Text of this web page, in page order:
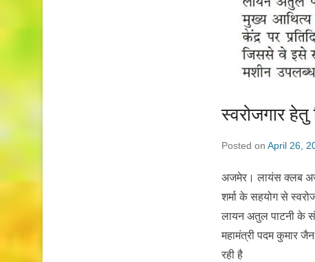
स्वरोजगार
Posted on April 26,
अजमेर। लायंस क्लब
शर्मा के सहयोग से
लायन अतुल पाटनी के
महामंत्री पदम कुमार जैन
रही है